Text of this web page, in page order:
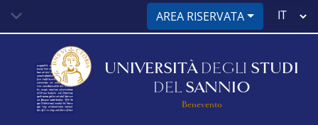
contenuto
AREA RISERVATA
Select
UNIVERSITÀ DEGLI STUDI
DEL SANNIO
Benevento